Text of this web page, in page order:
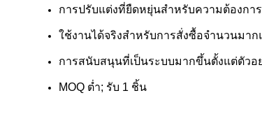
การปรับแต่งที่ยืดหยุ่นสำหรับความต้องกา
ใช้งานได้จริงสำหรับการสั่งซื้อจำนวนมา
การสนับสนุนที่เป็นระบบมากขึ้นตั้งแต่ตัวอ
MOQ ต่ำ; รับ 1 ชิ้น